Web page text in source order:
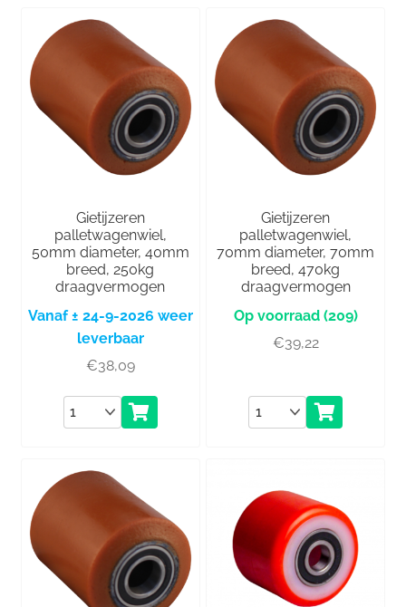
Gietijzeren
palletwagenwiel,
50mm diameter, 40mm
breed, 250kg
draagvermogen
Vanaf ± 24-9-2026 weer
leverbaar
€38,09
Aantal
Gietijzeren
palletwagenwiel,
70mm diameter, 70mm
breed, 470kg
draagvermogen
(209)
€39,22
Aantal